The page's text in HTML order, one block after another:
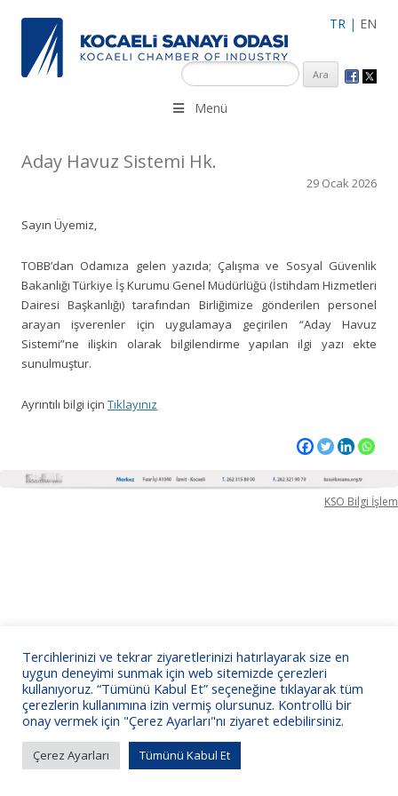
TR | EN
KSO 3500’ü aşkın sanayi kuruluşuna uzman çalışanları ile İzmit
Merkez, Çayırova, Dilovası, Gebze ve İMES OSB’deki ofisleri ile
Menü
Aday Havuz Sistemi Hk.
29 Ocak 2026
Sayın Üyemiz,
TOBB’dan Odamıza gelen yazıda; Çalışma ve Sosyal Güvenlik
Bakanlığı Türkiye İş Kurumu Genel Müdürlüğü (İstihdam Hizmetleri
Dairesi Başkanlığı) tarafından Birliğimize gönderilen personel
arayan işverenler için uygulamaya geçirilen “Aday Havuz
Sistemi”ne ilişkin olarak bilgilendirme yapılan ilgi yazı ekte
sunulmuştur.
Ayrıntılı bilgi için Tıklayınız
KSO Bilgi İşlem
Tercihlerinizi ve tekrar ziyaretlerinizi hatırlayarak size en
uygun deneyimi sunmak için web sitemizde çerezleri
kullanıyoruz. “Tümünü Kabul Et” seçeneğine tıklayarak tüm
çerezlerin kullanımına izin vermiş olursunuz. Kontrollü bir
onay vermek için "Çerez Ayarları"nı ziyaret edebilirsiniz.
Çerez Ayarları Tümünü Kabul Et